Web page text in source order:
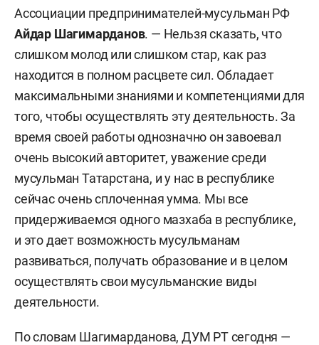
Ассоциации предпринимателей-мусульман РФ
Айдар Шагимарданов. — Нельзя сказать, что
слишком молод или слишком стар, как раз
находится в полном расцвете сил. Обладает
максимальными знаниями и компетенциями для
того, чтобы осуществлять эту деятельность. За
время своей работы однозначно он завоевал
очень высокий авторитет, уважение среди
мусульман Татарстана, и у нас в республике
сейчас очень сплоченная умма. Мы все
придерживаемся одного мазхаба в республике,
и это дает возможность мусульманам
развиваться, получать образование и в целом
осуществлять свои мусульманские виды
деятельности.
По словам Шагимарданова, ДУМ РТ сегодня —